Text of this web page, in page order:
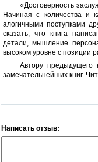
«Достоверность
Начиная с количества и
алогичными поступками
сказать, что книга
детали, мышление
высоком уровне с позиции
Автору
замечательнейших книг.
Написать отзыв: